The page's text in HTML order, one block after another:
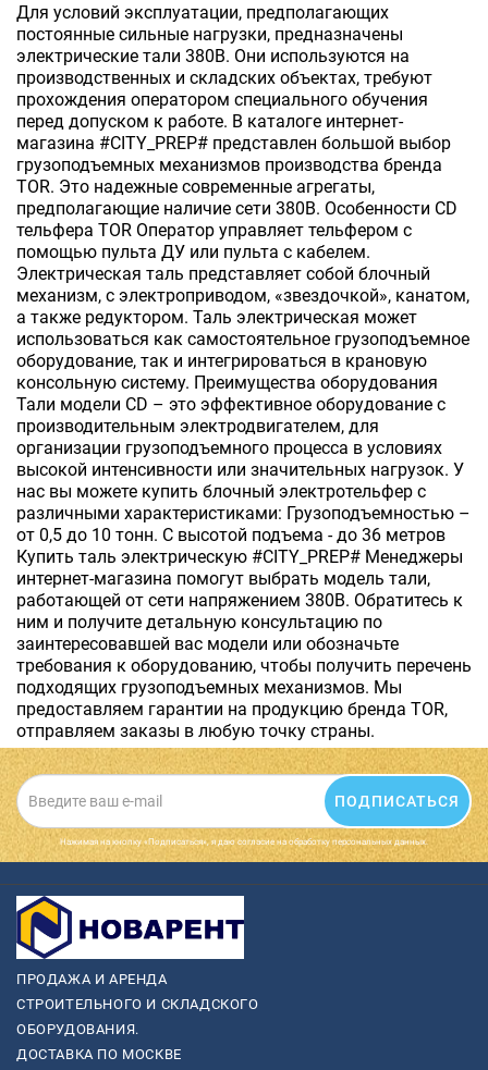
Для условий эксплуатации, предполагающих
постоянные сильные нагрузки, предназначены
электрические тали 380В. Они используются на
производственных и складских объектах, требуют
прохождения оператором специального обучения
перед допуском к работе. В каталоге интернет-
магазина #CITY_PREP# представлен большой выбор
грузоподъемных механизмов производства бренда
TOR. Это надежные современные агрегаты,
предполагающие наличие сети 380В. Особенности CD
тельфера TOR Оператор управляет тельфером с
помощью пульта ДУ или пульта с кабелем.
Электрическая таль представляет собой блочный
механизм, с электроприводом, «звездочкой», канатом,
а также редуктором. Таль электрическая может
использоваться как самостоятельное грузоподъемное
оборудование, так и интегрироваться в крановую
консольную систему. Преимущества оборудования
Тали модели CD – это эффективное оборудование с
производительным электродвигателем, для
организации грузоподъемного процесса в условиях
высокой интенсивности или значительных нагрузок. У
нас вы можете купить блочный электротельфер с
различными характеристиками: Грузоподъемностью –
от 0,5 до 10 тонн. С высотой подъема - до 36 метров
Купить таль электрическую #CITY_PREP# Менеджеры
интернет-магазина помогут выбрать модель тали,
работающей от сети напряжением 380В. Обратитесь к
ним и получите детальную консультацию по
заинтересовавшей вас модели или обозначьте
требования к оборудованию, чтобы получить перечень
подходящих грузоподъемных механизмов. Мы
предоставляем гарантии на продукцию бренда TOR,
отправляем заказы в любую точку страны.
ПОДПИСАТЬСЯ
Нажимая на кнопку «Подписаться», я даю cогласие на обработку персональных данных.
ПРОДАЖА И АРЕНДА
СТРОИТЕЛЬНОГО И СКЛАДСКОГО
ОБОРУДОВАНИЯ.
ДОСТАВКА ПО МОСКВЕ